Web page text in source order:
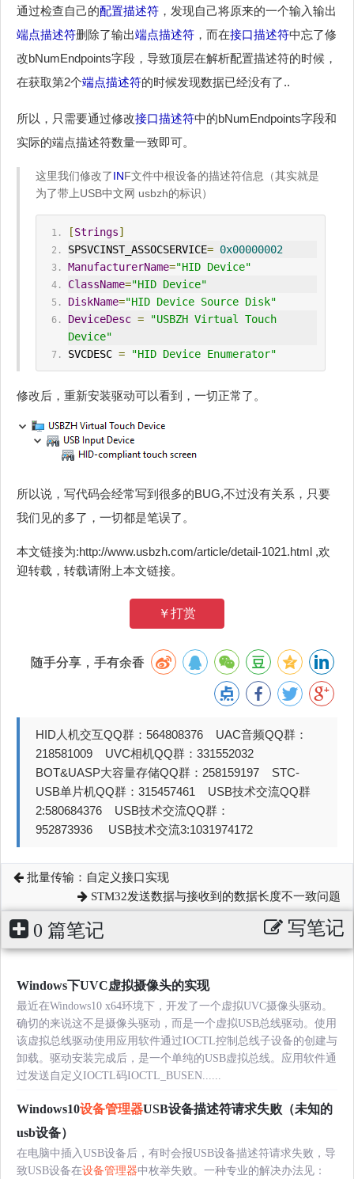
通过检查自己的配置描述符 ，发现自己将原来的一个输入输出
端点描述符删除了输出端点描述符 ，而在接口描述符中忘了修
改bNumEndpoints字段，导致顶层在解析配置描述符的时候，
在获取第2个端点描述符的时候发现数据已经没有了..
所以，只需要通过修改接口描述符中的bNumEndpoints字段和
实际的端点描述符数量一致即可。
这里我们修改了INF文件中根设备的描述符信息（其实就是
为了带上USB中文网 usbzh的标识）
[Strings]
SPSVCINST_ASSOCSERVICE= 0x00000002
ManufacturerName="HID Device"
ClassName="HID Device"
DiskName="HID Device Source Disk"
DeviceDesc =
"USBZH Virtual Touch
Device"
SVCDESC = "HID Device Enumerator"
修改后，重新安装驱动可以看到，一切正常了。
所以说，写代码会经常写到很多的BUG,不过没有关系，只要
我们见的多了，一切都是笔误了。
本文链接为:http://www.usbzh.com/article/detail-1021.html ,欢
迎转载，转载请附上本文链接。
￥打赏
随手分享，手有余香
HID人机交互QQ群：564808376 UAC音频QQ群：
218581009 UVC相机QQ群：331552032
BOT&UASP大容量存储QQ群：258159197 STC-
USB单片机QQ群：315457461 USB技术交流QQ群
2:580684376 USB技术交流QQ群：
952873936 USB技术交流3:1031974172
批量传输：自定义接口实现
STM32发送数据与接收到的数据长度不一致问题
0 篇笔记 写笔记
Windows下UVC虚拟摄像头的实现
最近在Windows10 x64环境下，开发了一个虚拟UVC摄像头驱动。
确切的来说这不是摄像头驱动，而是一个虚拟USB总线驱动。使用
该虚拟总线驱动使用应用软件通过IOCTL控制总线子设备的创建与
卸载。驱动安装完成后，是一个单纯的USB虚拟总线。应用软件通
过发送自定义IOCTL码IOCTL_BUSEN......
Windows10设备管理器USB设备描述符请求失败（未知的
usb设备）
在电脑中插入USB设备后，有时会报USB设备描述符请求失败，导
致USB设备在设备管理器中枚举失败。一种专业的解决办法见：